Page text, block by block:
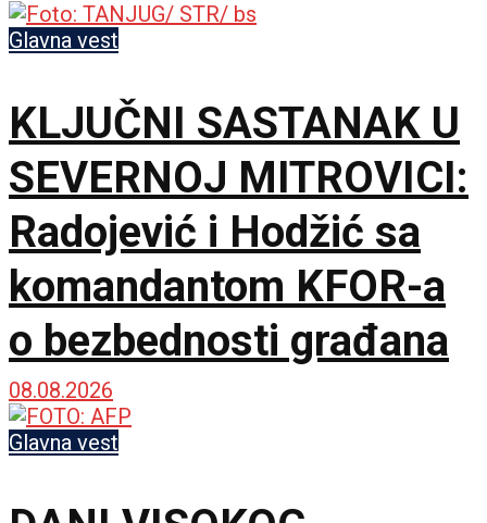
Glavna vest
KLJUČNI SASTANAK U
SEVERNOJ MITROVICI:
Radojević i Hodžić sa
komandantom KFOR-a
o bezbednosti građana
08.08.2026
Glavna vest